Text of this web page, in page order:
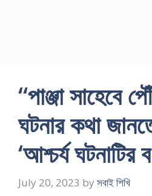
“পাঞ্জা সাহেবে
ঘটনার কথা
‘আশ্চর্য ঘটনাটির
July 20, 2023 by সবাই শিখি